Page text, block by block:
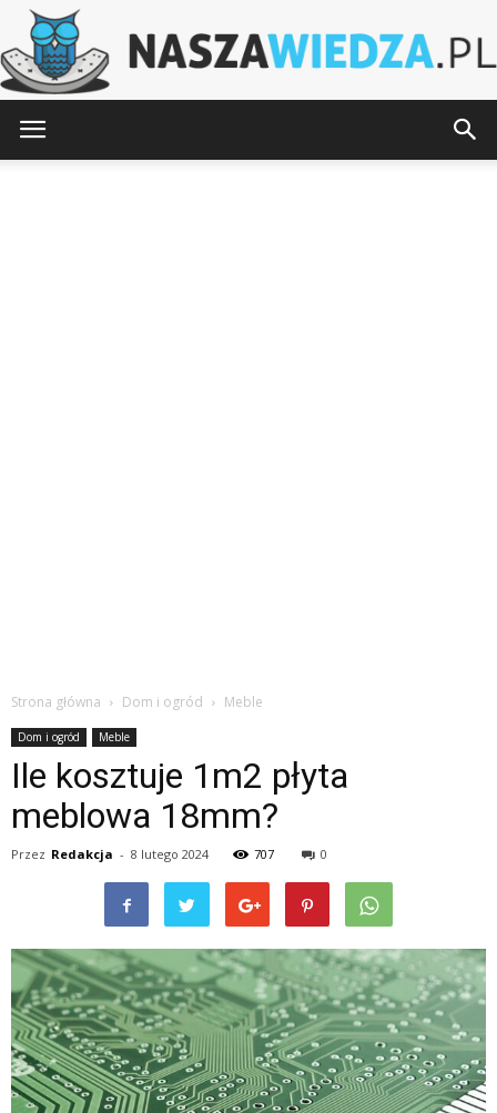
Strona główna Dom i ogród Meble
Dom i ogród Meble
Ile kosztuje 1m2 płyta
meblowa 18mm?
Przez Redakcja - 8 lutego 2024 707 0